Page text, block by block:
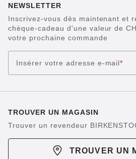
NEWSLETTER
Inscrivez-vous dès maintenant et
chèque-cadeau d'une valeur de
votre prochaine commande
Insérer votre adresse e-mail*
TROUVER UN MAGASIN
Trouver un revendeur
TROUVER UN